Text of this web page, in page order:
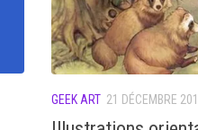
GEEK ART 21 DÉCEMBRE